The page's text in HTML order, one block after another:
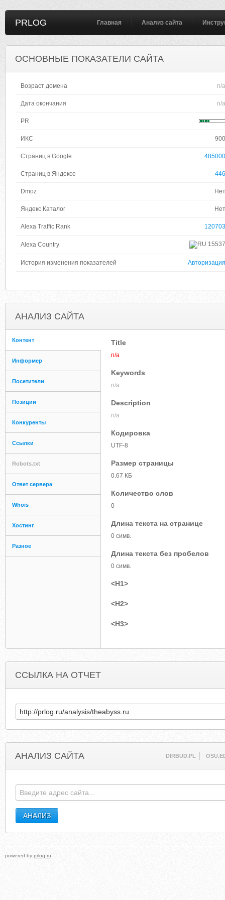
PRLOG Главная Анализ сайта
ОСНОВНЫЕ ПОКАЗАТЕЛИ САЙТА
Возраст домена n/a
Дата окончания n/a
PR
ИКС 900
Страниц в Google 485000
Страниц в Яндексе 446
Dmoz Нет
Яндекс Каталог Нет
Alexa Traffic Rank 120703
Alexa Country 15537
История изменения показателей Авторизация
АНАЛИЗ САЙТА
Контент
Информер
Посетители
Позиции
Конкуренты
Ссылки
Robots.txt
Ответ сервера
Whois
Хостинг
Разное
Title
n/a
Keywords
n/a
Description
n/a
Кодировка
UTF-8
Размер страницы
0.67 КБ
Количество слов
0
Длина текста на странице
0 симв.
Длина текста без пробелов
0 симв.
<H1>
<H2>
<H3>
ССЫЛКА НА ОТЧЕТ
АНАЛИЗ САЙТА DIRBUD.PL
powered by prlog.ru